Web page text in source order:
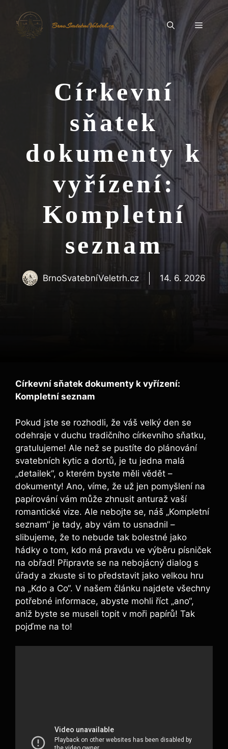
BrnoSvatebníVeletrh.cz Menu
Církevní
sňatek
dokumenty k
vyřízení:
Kompletní
seznam
BrnoSvatebníVeletrh.cz 14. 6. 2026
Církevní sňatek dokumenty k vyřízení:
Kompletní seznam
Pokud jste se rozhodli, že váš velký den se
odehraje v duchu tradičního církevního sňatku,
gratulujeme! Ale než se pustíte do plánování
svatebních kytic a dortů, je tu jedna malá
„detailek“, o kterém byste měli vědět –
dokumenty! Ano, víme, že už jen pomyšlení na
papírování vám může zhnusit anturaž vaší
romantické vize. Ale nebojte se, náš „Kompletní
seznam“ je tady, aby vám to usnadnil –
slibujeme, že to nebude tak bolestné jako
hádky o tom, kdo má pravdu ve výběru písniček
na obřad! Připravte se na nebojácný dialog s
úřady a zkuste si to představit jako velkou hru
na „Kdo a Co“. V našem článku najdete všechny
potřebné informace, abyste mohli říct „ano“,
aniž byste se museli topit v moři papírů! Tak
pojďme na to!